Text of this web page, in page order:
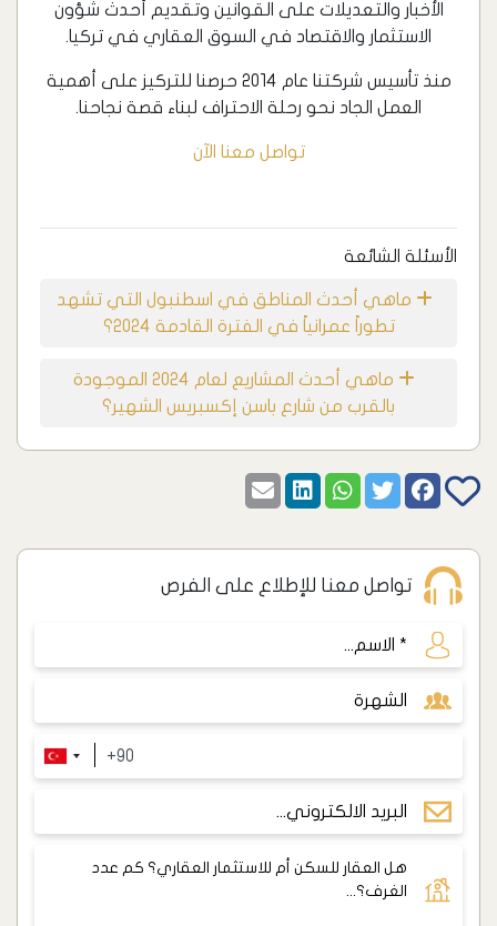
الأخبار والتعديلات على القوانين وتقديم أحدث شؤون
الاستثمار والاقتصاد في السوق العقاري في تركيا.
منذ تأسيس شركتنا عام 2014 حرصنا للتركيز على أهمية
العمل الجاد نحو رحلة الاحتراف لبناء قصة نجاحنا.
تواصل معنا الآن
الأسئلة الشائعة
ماهي أحدث المناطق في اسطنبول التي تشهد
تطوراً عمرانياً في الفترة القادمة 2024؟
ماهي أحدث المشاريع لعام 2024 الموجودة
بالقرب من شارع باسن إكسبريس الشهير؟
تواصل معنا للإطلاع على الفرص